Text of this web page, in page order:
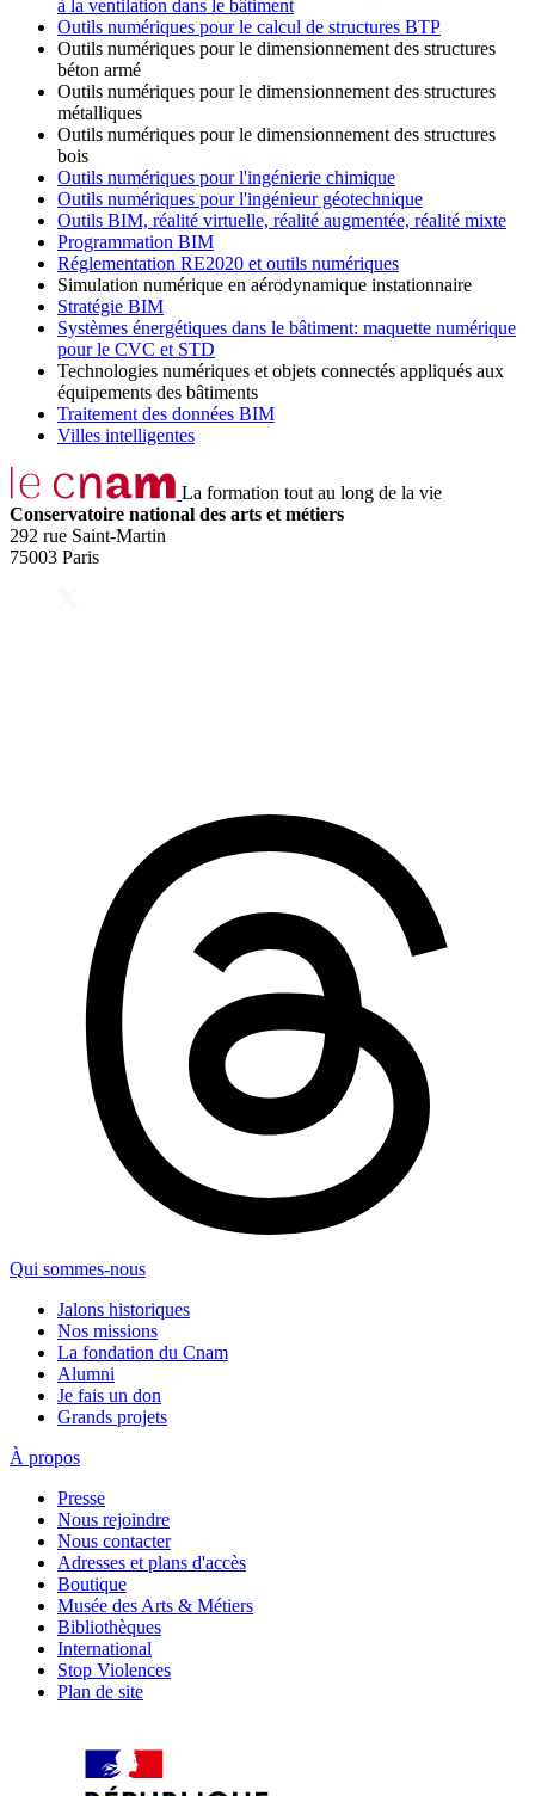
à la ventilation dans le bâtiment
Outils numériques pour le calcul de structures BTP
Outils numériques pour le dimensionnement des structures
béton armé
Outils numériques pour le dimensionnement des structures
métalliques
Outils numériques pour le dimensionnement des structures
bois
Outils numériques pour l'ingénierie chimique
Outils numériques pour l'ingénieur géotechnique
Outils BIM, réalité virtuelle, réalité augmentée, réalité mixte
Programmation BIM
Réglementation RE2020 et outils numériques
Simulation numérique en aérodynamique instationnaire
Stratégie BIM
Systèmes énergétiques dans le bâtiment: maquette numérique
pour le CVC et STD
Technologies numériques et objets connectés appliqués aux
équipements des bâtiments
Traitement des données BIM
Villes intelligentes
La formation tout au long de la vie
Conservatoire national des arts et métiers
292 rue Saint-Martin
75003 Paris
Qui sommes-nous
Jalons historiques
Nos missions
La fondation du Cnam
Alumni
Je fais un don
Grands projets
À propos
Presse
Nous rejoindre
Nous contacter
Adresses et plans d'accès
Boutique
Musée des Arts & Métiers
Bibliothèques
International
Stop Violences
Plan de site